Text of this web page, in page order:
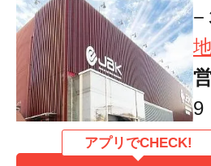
−
9
アプリでCHECK!